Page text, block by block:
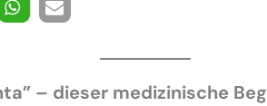
– dieser medizinische